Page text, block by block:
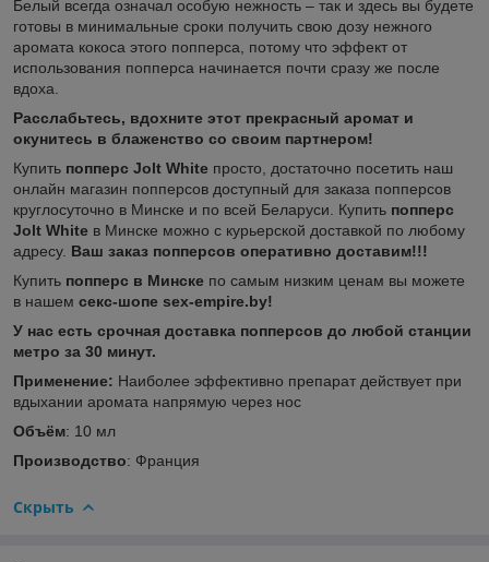
Белый всегда означал особую нежность – так и здесь вы будете
готовы в минимальные сроки получить свою дозу нежного
аромата кокоса этого попперса, потому что эффект от
использования попперса начинается почти сразу же после
вдоха.
Расслабьтесь, вдохните этот прекрасный аромат и
окунитесь в блаженство со своим партнером!
Купить попперс Jolt White просто, достаточно посетить наш
онлайн магазин попперсов доступный для заказа попперсов
круглосуточно в Минске и по всей Беларуси. Купить попперс
Jolt White в Минске можно с курьерской доставкой по любому
адресу. Ваш заказ попперсов оперативно доставим!!!
Купить попперс в Минске по самым низким ценам вы можете
в нашем секс-шопе sex-empire.by!
У нас есть срочная доставка попперсов до любой станции
метро за 30 минут.
Применение: Наиболее эффективно препарат действует при
вдыхании аромата напрямую через нос
Объём: 10 мл
Производство: Франция
Скрыть